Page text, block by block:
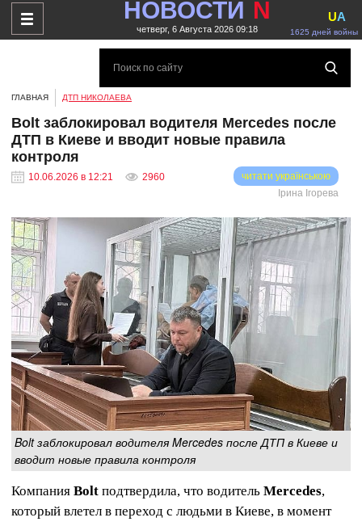
НОВОСТИ N
четверг, 6 Августа 2026 09:18 1625 дней войны
UA
ГЛАВНАЯ ДТП НИКОЛАЕВА
Bolt заблокировал водителя Mercedes после
ДТП в Киеве и вводит новые правила
контроля
10.06.2026 в 12:21 2960
читати українською
Ірина Ігорева
Bolt заблокировал водителя Mercedes после ДТП в Киеве и
вводит новые правила контроля
Компания Bolt подтвердила, что водитель Mercedes,
который влетел в переход с людьми в Киеве, в момент